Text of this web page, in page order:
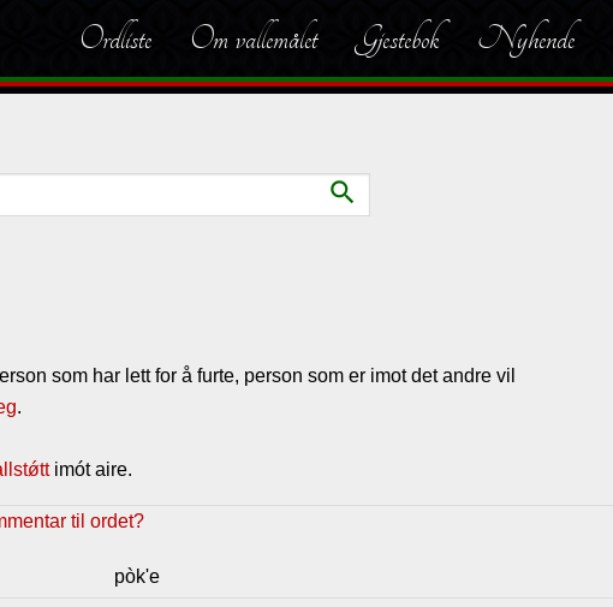
Ordliste Om vallemålet Gjestebok Nyhende
search
som har lett for å furte, person som er imot det andre vil
.
imót aire.
til ordet?
pòk'e